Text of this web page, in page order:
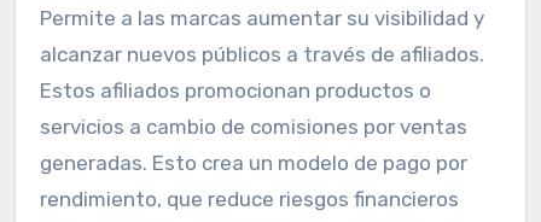
Permite a las marcas aumentar su visibilidad y
alcanzar nuevos públicos a través de afiliados.
Estos afiliados promocionan productos o
servicios a cambio de comisiones por ventas
generadas. Esto crea un modelo de pago por
rendimiento, que reduce riesgos financieros